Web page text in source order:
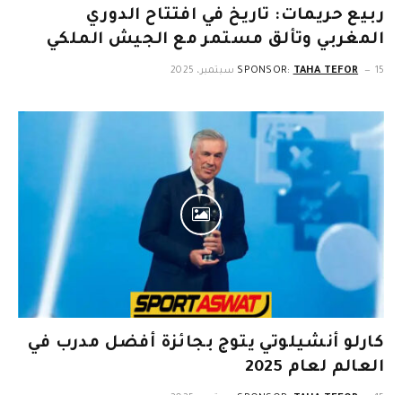
ربيع حريمات: تاريخ في افتتاح الدوري
المغربي وتألق مستمر مع الجيش الملكي
SPONSOR: TAHA TEFOR 15 سبتمبر، 2025
كارلو أنشيلوتي يتوج بجائزة أفضل مدرب في
العالم لعام 2025